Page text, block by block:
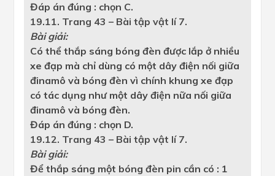
Đáp án đúng : chọn C.
19.11. Trang 43 – Bài tập vật lí 7.
Bài giải:
Có thể thắp sáng bóng đèn được lắp ở nhiều
xe đạp mà chỉ dùng có một dây điện nối giữa
đinamô và bóng đèn vì chính khung xe đạp
có tác dụng như một dây điện nữa nối giữa
đinamô và bóng đèn.
Đáp án đúng : chọn D.
19.12. Trang 43 – Bài tập vật lí 7.
Bài giải:
Để thắp sáng một bóng đèn pin cần có : 1